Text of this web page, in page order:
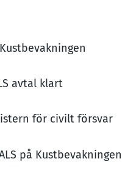
avtal klart
för civilt försvar
på Kustbevakningen